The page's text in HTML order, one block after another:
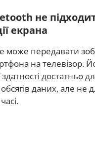
не
екрана
може передавати
на телевізор.
достатньо
даних, але не